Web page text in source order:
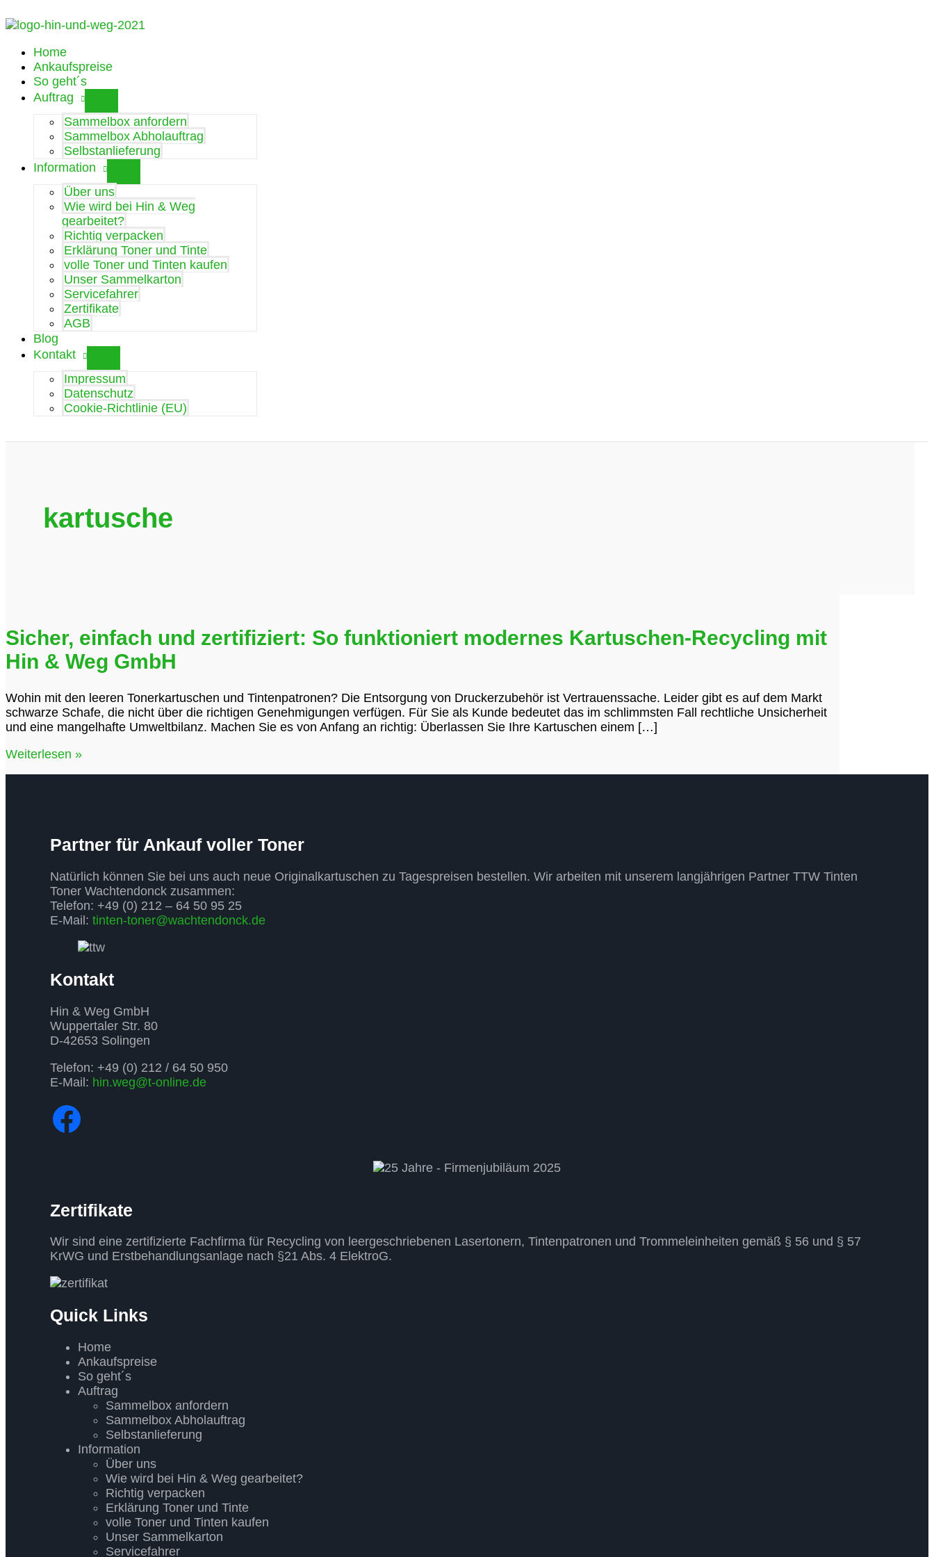
Inhalt
Home
Ankaufspreise
So geht´s
Auftrag
Sammelbox anfordern
Sammelbox Abholauftrag
Selbstanlieferung
Information
Über uns
Wie wird bei Hin & Weg
gearbeitet?
Richtig verpacken
Erklärung Toner und Tinte
volle Toner und Tinten kaufen
Unser Sammelkarton
Servicefahrer
Zertifikate
AGB
Blog
Kontakt
Impressum
Datenschutz
Cookie-Richtlinie (EU)
kartusche
Sicher, einfach und zertifiziert: So funktioniert modernes Kartuschen-Recycling mit
Hin & Weg GmbH
Wohin mit den leeren Tonerkartuschen und Tintenpatronen? Die Entsorgung von Druckerzubehör ist Vertrauenssache. Leider gibt es auf dem Markt
schwarze Schafe, die nicht über die richtigen Genehmigungen verfügen. Für Sie als Kunde bedeutet das im schlimmsten Fall rechtliche Unsicherheit
und eine mangelhafte Umweltbilanz. Machen Sie es von Anfang an richtig: Überlassen Sie Ihre Kartuschen einem […]
Sicher,
modernes
Recycling
Weiterlesen »
Partner für Ankauf voller Toner
Natürlich können Sie bei uns auch neue Originalkartuschen zu Tagespreisen bestellen. Wir arbeiten mit unserem langjährigen Partner TTW Tinten
Toner Wachtendonck zusammen:
Telefon: +49 (0) 212 – 64 50 95 25
E-Mail: tinten-toner@wachtendonck.de
Kontakt
Hin & Weg GmbH
Wuppertaler Str. 80
D-42653 Solingen
Telefon: +49 (0) 212 / 64 50 950
E-Mail: hin.weg@t-online.de
Facebook
Zertifikate
Wir sind eine zertifizierte Fachfirma für Recycling von leergeschriebenen Lasertonern, Tintenpatronen und Trommeleinheiten gemäß § 56 und § 57
KrWG und Erstbehandlungsanlage nach §21 Abs. 4 ElektroG.
Quick Links
Home
Ankaufspreise
So geht´s
Auftrag
Sammelbox anfordern
Sammelbox Abholauftrag
Selbstanlieferung
Information
Über uns
Wie wird bei Hin & Weg gearbeitet?
Richtig verpacken
Erklärung Toner und Tinte
volle Toner und Tinten kaufen
Unser Sammelkarton
Servicefahrer